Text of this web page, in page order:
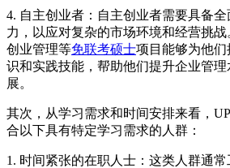
4. 自主创业者：自主创业者需要具备
力，以应对复杂的市场环境和经营挑战
创业管理等免联考硕士项目能够为他
识和实践技能，帮助他们提升企业管
展。
其次，从学习需求和时间安排来看，
合以下具有特定学习需求的人群：
1. 时间紧张的在职人士：这类人群通